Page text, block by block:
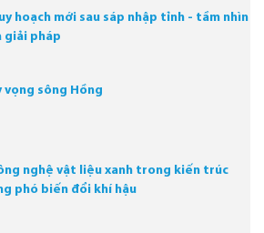
hoạch mới sau sáp nhập tỉnh - tầm nhìn
giải pháp
vọng sông Hồng
nghệ vật liệu xanh trong kiến trúc
phó biến đổi khí hậu